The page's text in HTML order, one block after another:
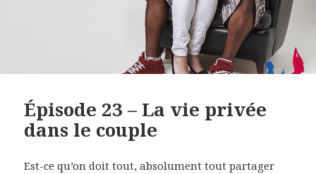
Épisode 23 – La vie privée
dans le couple
Est-ce qu’on doit tout, absolument tout partager